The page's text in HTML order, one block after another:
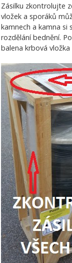
Zásilku zkontrolujte
vložek a sporáků
kamnech a kamna si
rozdělání bednění.
balena krbová